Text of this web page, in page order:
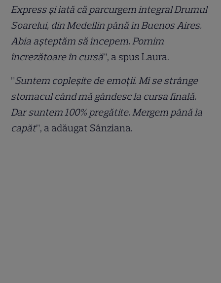
Express și iată că parcurgem integral Drumul
Soarelui, din Medellin până în Buenos Aires.
Abia așteptăm să începem. Pornim
încrezătoare în cursă”, a spus Laura.
”Suntem copleșite de emoții. Mi se strânge
stomacul când mă gândesc la cursa finală.
Dar suntem 100% pregătite. Mergem până la
capăt”, a adăugat Sânziana.